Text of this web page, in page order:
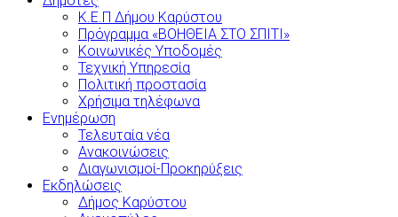
Κ.Ε.Π Δήμου Καρύστου
Πρόγραμμα «ΒΟΗΘΕΙΑ ΣΤΟ ΣΠΙΤΙ»
Κοινωνικές Υποδομές
Τεχνική Υπηρεσία
Πολιτική προστασία
Χρήσιμα τηλέφωνα
Ενημέρωση
Τελευταία νέα
Ανακοινώσεις
Διαγωνισμοί-Προκηρύξεις
Εκδηλώσεις
Δήμος Καρύστου